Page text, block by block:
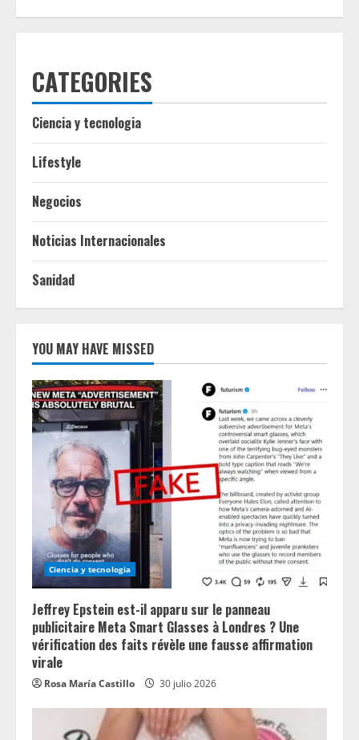
CATEGORIES
Ciencia y tecnologia
Lifestyle
Negocios
Noticias Internacionales
Sanidad
YOU MAY HAVE MISSED
Ciencia y tecnologia
Jeffrey Epstein est-il apparu sur le panneau
publicitaire Meta Smart Glasses à Londres ? Une
vérification des faits révèle une fausse affirmation
virale
Rosa María Castillo 30 julio 2026